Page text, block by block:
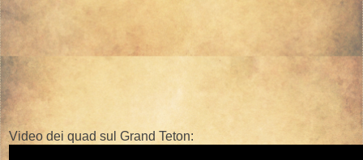
Video dei quad sul Grand Teton: